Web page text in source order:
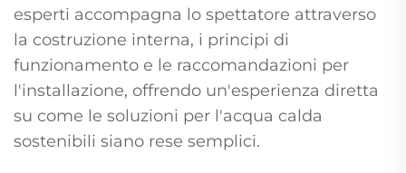
esperti accompagna lo spettatore attraverso
la costruzione interna, i principi di
funzionamento e le raccomandazioni per
l'installazione, offrendo un'esperienza diretta
su come le soluzioni per l'acqua calda
sostenibili siano rese semplici.